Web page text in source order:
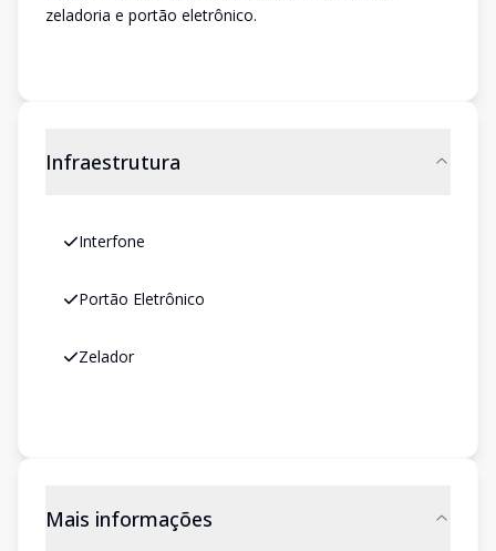
zeladoria e portão eletrônico.
Infraestrutura
Interfone
Portão Eletrônico
Zelador
Mais informações